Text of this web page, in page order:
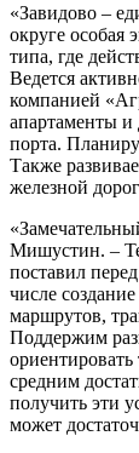
«Завидово –
округе особая
типа, где
Ведется
компанией
апартаменты и
порта.
Также
железной
Мишустин. –
поставил
числе
маршрутов,
Поддержим
средним
получить эти
может